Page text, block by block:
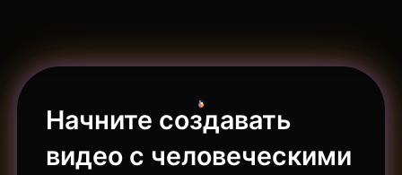
Начните создавать
видео с человеческими